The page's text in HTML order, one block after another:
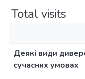
Total visits
Деякі види
сучасних умовах